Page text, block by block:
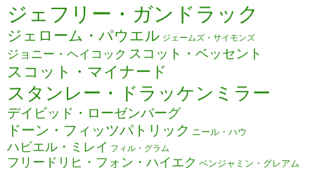
ジェフリー・ガンドラック
ジェローム・パウエル ジェームズ・サイモンズ
ジョニー・ヘイコック スコット・ベッセント
スコット・マイナード
スタンレー・ドラッケンミラー
デイビッド・ローゼンバーグ
ドーン・フィッツパトリック ニール・ハウ
ハビエル・ミレイ フィル・グラム
フリードリヒ・フォン・ハイエク ベンジャミン・グレアム